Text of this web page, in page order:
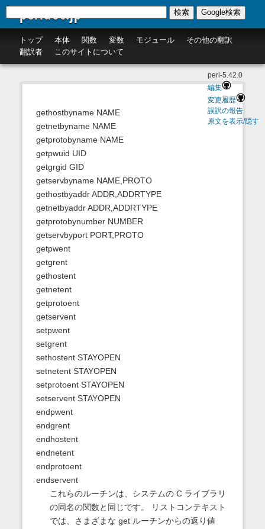
perldoc.jp
トップ 本体 関数 変数 モジュール
その他の翻訳
翻訳者
このサイトについて
検索 Google検索
perl-5.42.0
編集
変更履歴
誤訳の報告
原文を表示/隠す
gethostbyname NAME
getnetbyname NAME
getprotobyname NAME
getpwuid UID
getgrgid GID
getservbyname NAME,PROTO
gethostbyaddr ADDR,ADDRTYPE
getnetbyaddr ADDR,ADDRTYPE
getprotobynumber NUMBER
getservbyport PORT,PROTO
getpwent
getgrent
gethostent
getnetent
getprotoent
getservent
setpwent
setgrent
sethostent STAYOPEN
setnetent STAYOPEN
setprotoent STAYOPEN
setservent STAYOPEN
endpwent
endgrent
endhostent
endnetent
endprotoent
endservent
これらのルーチンは、システムの C ライブラリ
の同名の関数と同じです。 リストコンテキスト
では、さまざまな get ルーチンからの返り値